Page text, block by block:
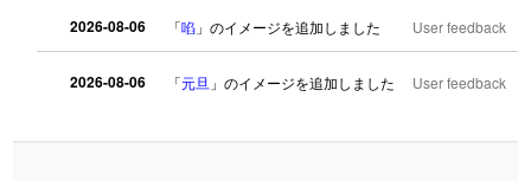
2026-08-06 「啗 」のイメージを追加しました User feedback
2026-08-06 「元旦 」のイメージを追加しました User feedback